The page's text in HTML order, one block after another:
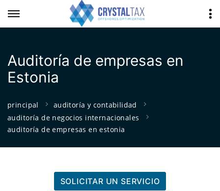
Auditoría de empresas en
Estonia
principal
auditoría y contabilidad
auditoría de negocios internacionales
auditoría de empresas en estonia
SOLICITAR UN SERVICIO